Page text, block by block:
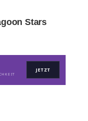
JETZT